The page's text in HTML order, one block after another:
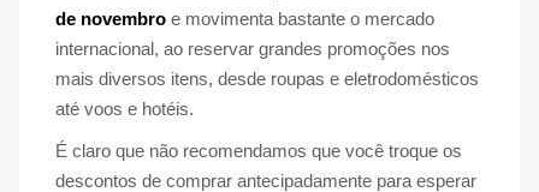
de novembro e movimenta bastante o mercado
internacional, ao reservar grandes promoções nos
mais diversos itens, desde roupas e eletrodomésticos
até voos e hotéis.
É claro que não recomendamos que você troque os
descontos de comprar antecipadamente para esperar